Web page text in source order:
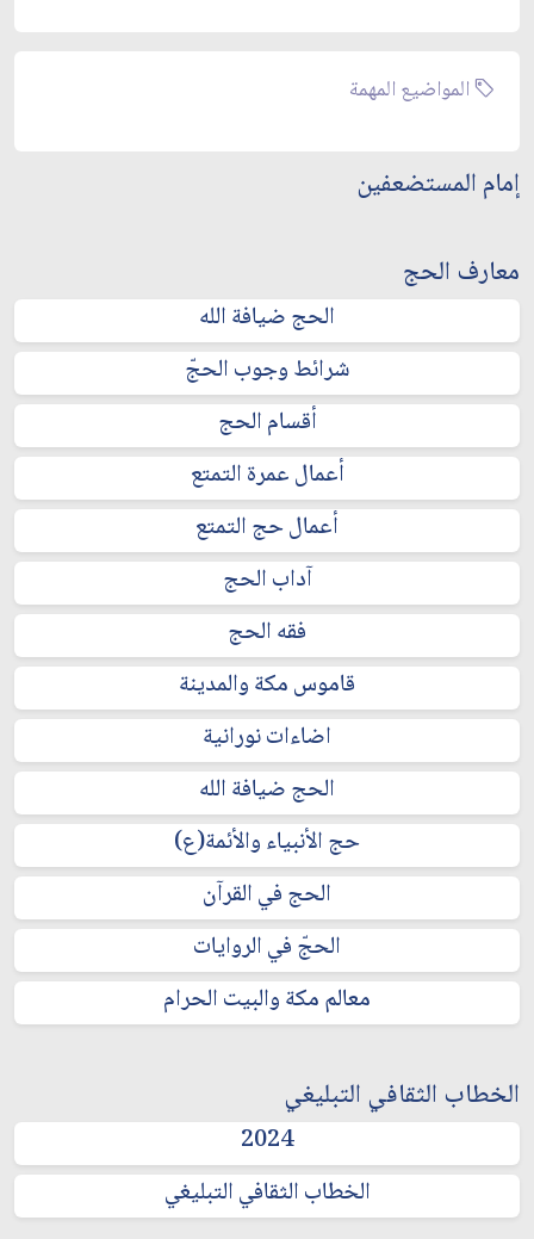
المواضيع المهمة
إمام المستضعفين
معارف الحج
الحج ضيافة الله
شرائط وجوب الحجّ
أقسام الحج
أعمال عمرة التمتع
أعمال حج التمتع
آداب الحج
فقه الحج
قاموس مكة والمدينة
اضاءات نورانية
الحج ضيافة الله
حج الأنبياء والأئمة(ع)
الحج في القرآن
الحجّ في الروايات
معالم مكة والبيت الحرام
الخطاب الثقافي التبليغي
2024
الخطاب الثقافي التبليغي